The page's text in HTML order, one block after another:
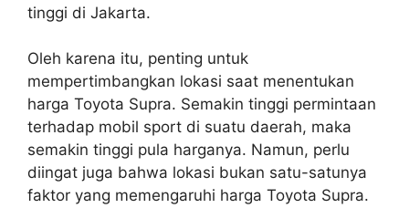
tinggi di Jakarta.
Oleh karena itu, penting untuk
mempertimbangkan lokasi saat menentukan
harga Toyota Supra. Semakin tinggi permintaan
terhadap mobil sport di suatu daerah, maka
semakin tinggi pula harganya. Namun, perlu
diingat juga bahwa lokasi bukan satu-satunya
faktor yang memengaruhi harga Toyota Supra.